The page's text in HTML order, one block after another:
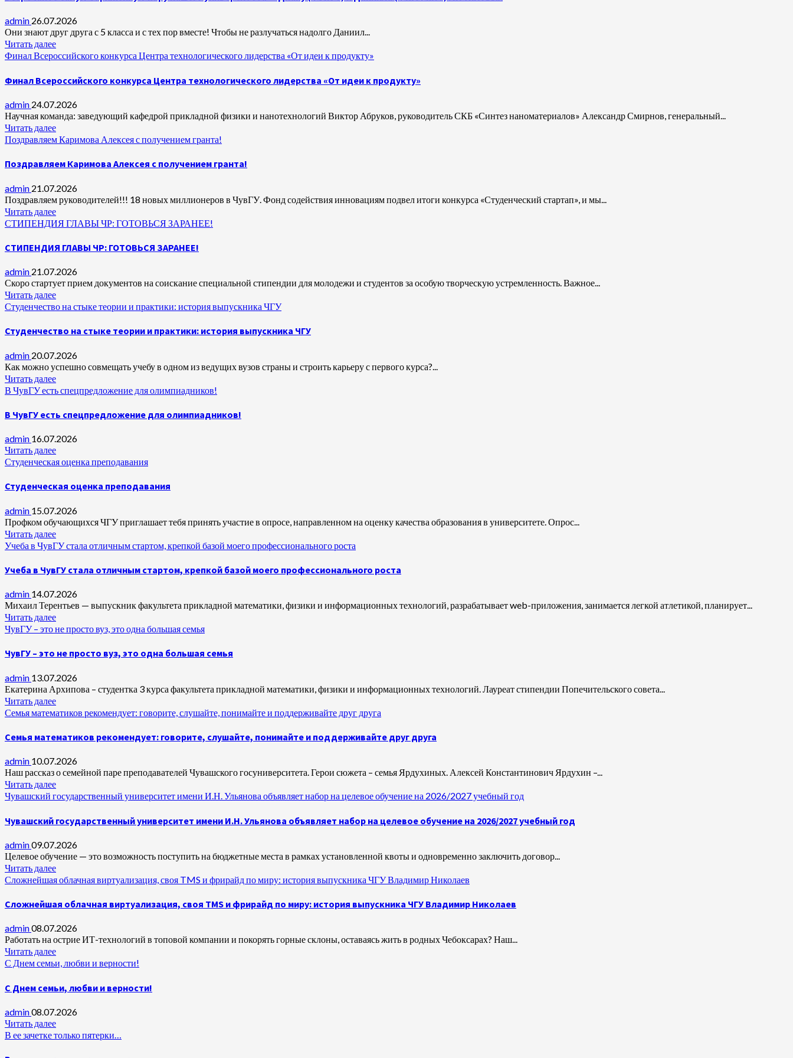
admin 26.07.2026
Они знают друг друга с 5 класса и с тех пор вместе! Чтобы не разлучаться надолго Даниил...
Читать далее
Финал Всероссийского конкурса Центра технологического лидерства «От идеи к продукту»
Финал Всероссийского конкурса Центра технологического лидерства «От идеи к продукту»
admin 24.07.2026
Научная команда: заведующий кафедрой прикладной физики и нанотехнологий Виктор Абруков, руководитель СКБ «Синтез наноматериалов» Александр Смирнов, генеральный...
Читать далее
Поздравляем Каримова Алексея с получением гранта!
Поздравляем Каримова Алексея с получением гранта!
admin 21.07.2026
Поздравляем руководителей!!! 18 новых миллионеров в ЧувГУ. Фонд содействия инновациям подвел итоги конкурса «Студенческий стартап», и мы...
Читать далее
СТИПЕНДИЯ ГЛАВЫ ЧР: ГОТОВЬСЯ ЗАРАНЕЕ!
СТИПЕНДИЯ ГЛАВЫ ЧР: ГОТОВЬСЯ ЗАРАНЕЕ!
admin 21.07.2026
Скоро стартует прием документов на соискание специальной стипендии для молодежи и студентов за особую творческую устремленность. Важное...
Читать далее
Студенчество на стыке теории и практики: история выпускника ЧГУ
Студенчество на стыке теории и практики: история выпускника ЧГУ
admin 20.07.2026
Как можно успешно совмещать учебу в одном из ведущих вузов страны и строить карьеру с первого курса?...
Читать далее
В ЧувГУ есть спецпредложение для олимпиадников!
В ЧувГУ есть спецпредложение для олимпиадников!
admin 16.07.2026
Читать далее
Студенческая оценка преподавания
Студенческая оценка преподавания
admin 15.07.2026
Профком обучающихся ЧГУ приглашает тебя принять участие в опросе, направленном на оценку качества образования в университете. Опрос...
Читать далее
Учеба в ЧувГУ стала отличным стартом, крепкой базой моего профессионального роста
Учеба в ЧувГУ стала отличным стартом, крепкой базой моего профессионального роста
admin 14.07.2026
Михаил Терентьев — выпускник факультета прикладной математики, физики и информационных технологий, разрабатывает web-приложения, занимается легкой атлетикой, планирует...
Читать далее
ЧувГУ – это не просто вуз, это одна большая семья
ЧувГУ – это не просто вуз, это одна большая семья
admin 13.07.2026
Екатерина Архипова – студентка 3 курса факультета прикладной математики, физики и информационных технологий. Лауреат стипендии Попечительского совета...
Читать далее
Семья математиков рекомендует: говорите, слушайте, понимайте и поддерживайте друг друга
Семья математиков рекомендует: говорите, слушайте, понимайте и поддерживайте друг друга
admin 10.07.2026
Наш рассказ о семейной паре преподавателей Чувашского госуниверситета. Герои сюжета – семья Ярдухиных. Алексей Константинович Ярдухин –...
Читать далее
Чувашский государственный университет имени И.Н. Ульянова объявляет набор на целевое обучение на 2026/2027 учебный год
Чувашский государственный университет имени И.Н. Ульянова объявляет набор на целевое обучение на 2026/2027 учебный год
admin09.07.2026
Целевое обучение — это возможность поступить на бюджетные места в рамках установленной квоты и одновременно заключить договор...
Читать далее
Сложнейшая облачная виртуализация, своя TMS и фрирайд по миру: история выпускника ЧГУ Владимир Николаев
Сложнейшая облачная виртуализация, своя TMS и фрирайд по миру: история выпускника ЧГУ Владимир Николаев
admin08.07.2026
Работать на острие ИТ-технологий в топовой компании и покорять горные склоны, оставаясь жить в родных Чебоксарах? Наш...
Читать далее
С Днем семьи, любви и верности!
С Днем семьи, любви и верности!
admin08.07.2026
Читать далее
В ее зачетке только пятерки…